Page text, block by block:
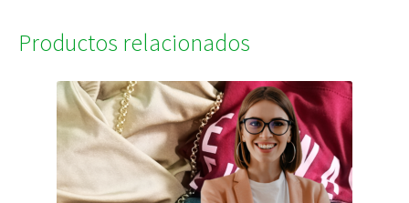
Productos relacionados